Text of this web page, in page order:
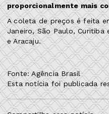
proporcionalmente mais
A coleta de preços é feita
Janeiro, São Paulo, Curitiba
e Aracaju.
Fonte: Agência Brasil
Esta notícia foi publicada